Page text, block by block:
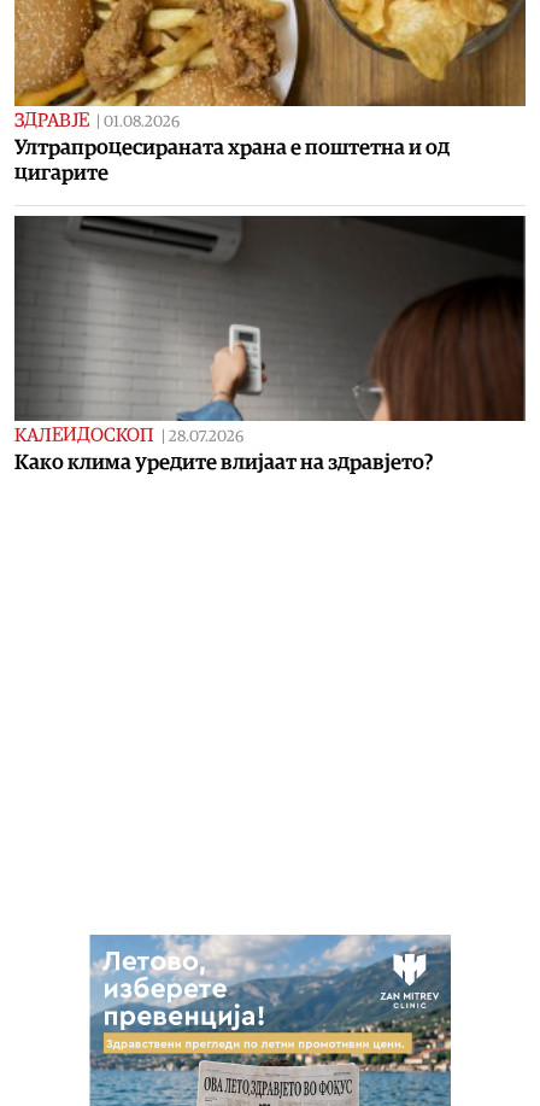
ЗДРАВЈЕ 01.08.2026
Ултрапроцесираната храна е поштетна и од
цигарите
КАЛЕИДОСКОП 28.07.2026
Како клима уредите влијаат на здравјето?